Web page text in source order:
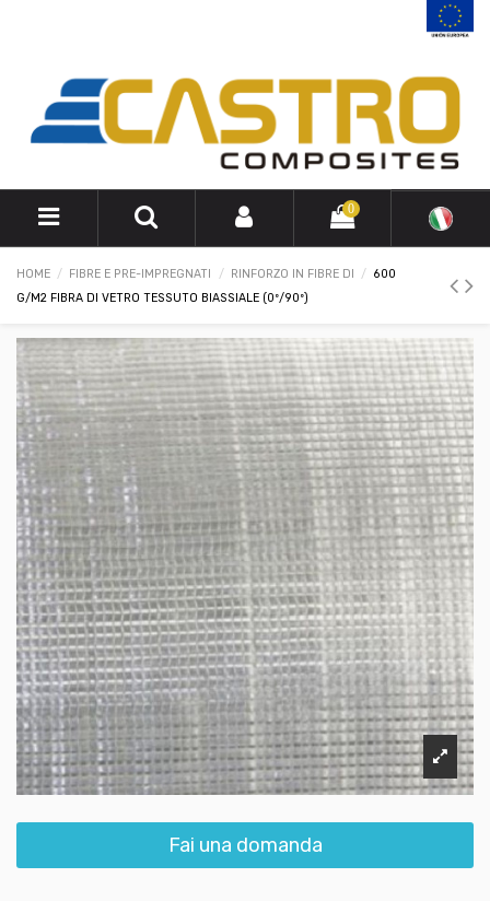
0
HOME FIBRE E PRE-IMPREGNATI RINFORZO IN FIBRE DI
600
G/M2 FIBRA DI VETRO TESSUTO BIASSIALE (0º/90º)
Fai una domanda